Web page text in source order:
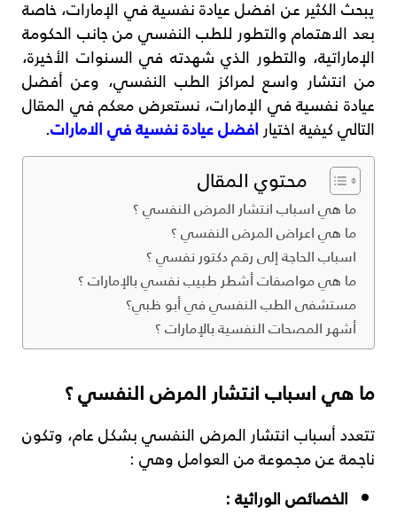
يبحث الكثير عن افضل عيادة نفسية في الإمارات، خاصة
بعد الاهتمام والتطور للطب النفسي من جانب الحكومة
الإماراتية، والتطور الذي شهدته في السنوات الأخيرة،
من انتشار واسع لمراكز الطب النفسي، وعن أفضل
عيادة نفسية في الإمارات، نستعرض معكم في المقال
التالي كيفية اختيارافضل عيادة نفسية في الامارات.
محتوي المقال
ما هي اسباب انتشار المرض النفسي ؟
ما هي اعراض المرض النفسي ؟
اسباب الحاجة إلى رقم دكتور نفسي ؟
ما هي مواصفات أشطر طبيب نفسي بالإمارات ؟
مستشفى الطب النفسي في أبو ظبي؟
أشهر المصحات النفسية بالإمارات ؟
ما هي اسباب انتشار المرض النفسي ؟
تتعدد أسباب انتشار المرض النفسي بشكل عام، وتكون
ناجمة عن مجموعة من العوامل وهي :
الخصائص الوراثية :